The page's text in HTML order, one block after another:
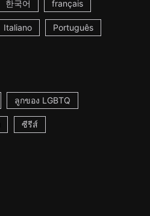
한국어 français
Italiano Português
ลูกของ LGBTQ
ซีรีส์